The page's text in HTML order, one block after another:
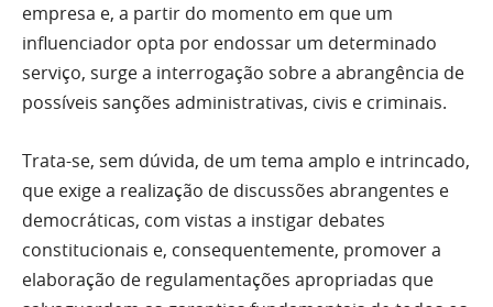
empresa e, a partir do momento em que um
influenciador opta por endossar um determinado
serviço, surge a interrogação sobre a abrangência de
possíveis sanções administrativas, civis e criminais.
Trata-se, sem dúvida, de um tema amplo e intrincado,
que exige a realização de discussões abrangentes e
democráticas, com vistas a instigar debates
constitucionais e, consequentemente, promover a
elaboração de regulamentações apropriadas que